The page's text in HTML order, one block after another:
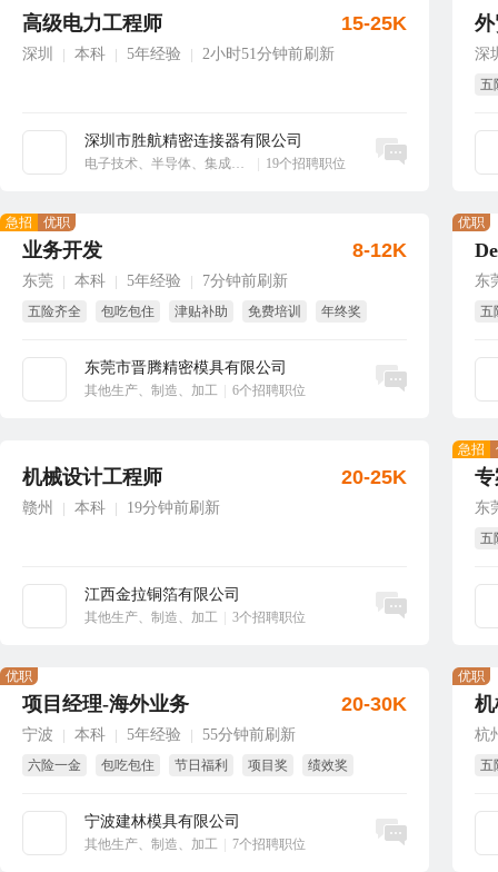
高级电力工程师
深圳 本科 5年经验 2小时51分钟前刷新
深圳市胜航精密连接器有限公司
电子技术、半导体、集成电路 19个招聘职位
15-25K
立即沟通
深
五
业务开发
东莞 本科 5年经验 7分钟前刷新
五险齐全 包吃包住 津贴补助 免费培训
年终奖
东莞市晋腾精密模具有限公司
其他生产、制造、加工 6个招聘职位
急招 优职
8-12K
立即沟通
东
五
优职
机械设计工程师
赣州 本科 19分钟前刷新
江西金拉铜箔有限公司
其他生产、制造、加工 3个招聘职位
20-25K
立即沟通
东
五
急招
项目经理-海外业务
宁波 本科 5年经验 55分钟前刷新
六险一金 包吃包住 节日福利 项目奖
绩效奖
宁波建林模具有限公司
其他生产、制造、加工 7个招聘职位
优职
20-30K
立即沟通
杭
五
优职